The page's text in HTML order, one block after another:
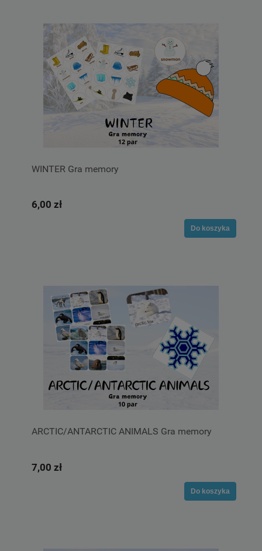
WINTER Gra memory
6,00 zł
Do koszyka
ARCTIC/ANTARCTIC ANIMALS Gra memory
7,00 zł
Do koszyka